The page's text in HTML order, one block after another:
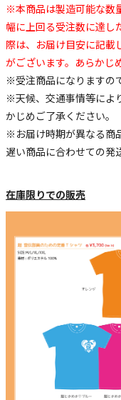
※本商品は製造可能な数
幅に上回る受注数に達し
際は、お届け⽬安に記載
がございます。あらかじ
※受注商品になりますの
※天候、交通事情等によ
かじめご了承ください。
※お届け時期が異なる商
遅い商品に合わせての発
在庫限りでの販売